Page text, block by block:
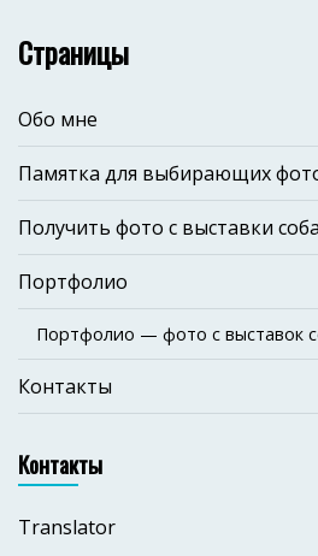
Страницы
Обо мне
Памятка для выбирающих
Получить фото с выставки
Портфолио
Портфолио — фото с выставок
Контакты
Контакты
Translator